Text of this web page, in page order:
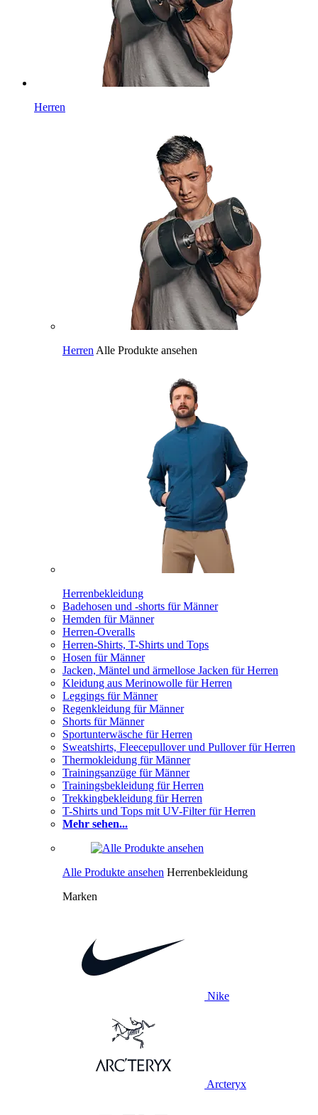
Herren
Herren Alle Produkte ansehen
Herrenbekleidung
Badehosen und -shorts für Männer
Hemden für Männer
Herren-Overalls
Herren-Shirts, T-Shirts und Tops
Hosen für Männer
Jacken, Mäntel und ärmellose Jacken für Herren
Kleidung aus Merinowolle für Herren
Leggings für Männer
Regenkleidung für Männer
Shorts für Männer
Sportunterwäsche für Herren
Sweatshirts, Fleecepullover und Pullover für Herren
Thermokleidung für Männer
Trainingsanzüge für Männer
Trainingsbekleidung für Herren
Trekkingbekleidung für Herren
T-Shirts und Tops mit UV-Filter für Herren
Mehr sehen...
Alle Produkte ansehen Herrenbekleidung
Marken
Nike
Arcteryx